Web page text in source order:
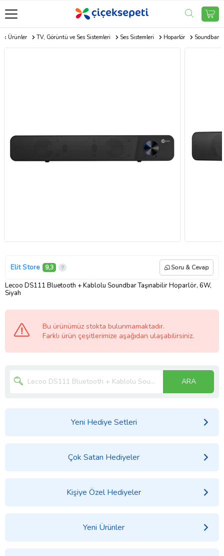
Ürünler TV, Görüntü ve Ses Sistemleri Ses Sistemleri Hoparlör Soundbar
Elit Store 9,3 Soru & Cevap
Lecoo DS111 Bluetooth + Kablolu Soundbar Taşınabilir Hoparlör, 6W,
Siyah
Bu ürünümüz stokta bulunmamaktadır.
Farklı ürün çeşitlerimize aşağıdan ulaşabilirsiniz.
ARA
Yeni Hediye Setleri
Çok Satan Hediyeler
Kişiye Özel Hediyeler
Yeni Ürünler